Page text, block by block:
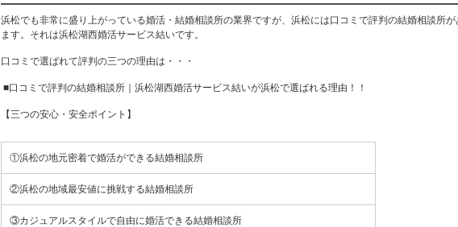
浜松でも非常に盛り上がっている婚活・結婚相談所の業界ですが、浜松には口コミで評判の結婚相談所が
ます。それは浜松湖西婚活サービス結いです。
口コミで選ばれて評判の三つの理由は・・・
■口コミで評判の結婚相談所｜浜松湖西婚活サービス結いが浜松で選ばれる理由！！
【三つの安心・安全ポイント】
①浜松の地元密着で婚活ができる結婚相談所
②浜松の地域最安値に挑戦する結婚相談所
③カジュアルスタイルで自由に婚活できる結婚相談所